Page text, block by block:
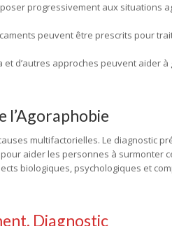
progressivement aux situations
peuvent être prescrits pour
d’autres approches peuvent aider à
l’Agoraphobie
multifactorielles. Le diagnostic
aider les personnes à surmonter
biologiques, psychologiques et
Diagnostic